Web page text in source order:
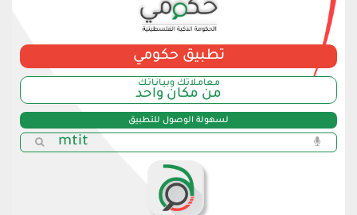
تطبيق حكومي
مـعامـلاتك وبـيـانـاتـك
من مكان واحد
لسهولة الوصول للتطبيق
mtit